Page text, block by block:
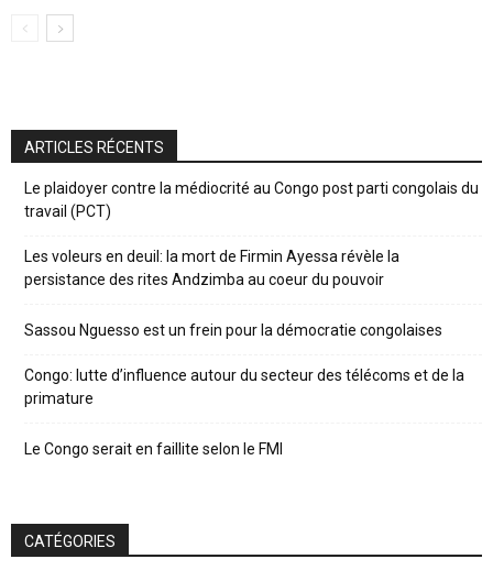
ARTICLES RÉCENTS
Le plaidoyer contre la médiocrité au Congo post parti congolais du
travail (PCT)
Les voleurs en deuil: la mort de Firmin Ayessa révèle la
persistance des rites Andzimba au coeur du pouvoir
Sassou Nguesso est un frein pour la démocratie congolaises
Congo: lutte d’influence autour du secteur des télécoms et de la
primature
Le Congo serait en faillite selon le FMI
CATÉGORIES